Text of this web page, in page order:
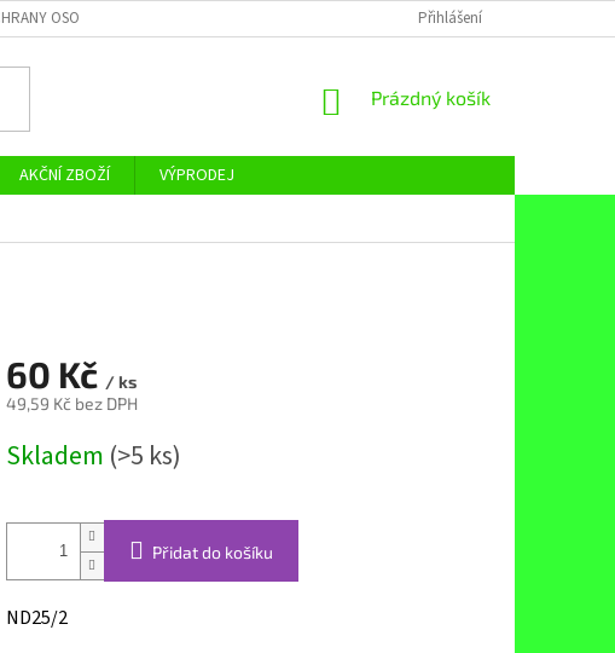
OSOBNÍCH ÚDAJŮ Přihlášení
NÁKUPNÍ
Prázdný košík
AKČNÍ ZBOŽÍ
VÝPRODEJ
60 Kč / ks
49,59 Kč bez DPH
cena:
Skladem (>5 ks)
Přidat do košíku
ND25/2